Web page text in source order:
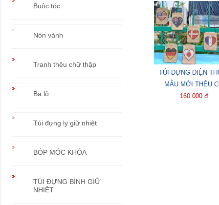
Buộc tóc
Nón vành
Tranh thêu chữ thập
Ba lô
Túi đựng ly giữ nhiệt
BÓP MÓC KHÓA
TÚI ĐỰNG BÌNH GIỮ
NHIỆT
TÚI ĐỰNG ĐIỆN
MẪU MỚI THÊU
160.000 đ